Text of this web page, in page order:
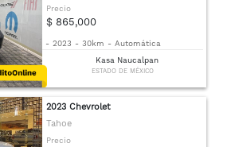
Precio
$ 865,000
- 2023 - 30km - Automática
Kasa Naucalpan
ESTADO DE MÉXICO
2023 Chevrolet
Tahoe
Precio